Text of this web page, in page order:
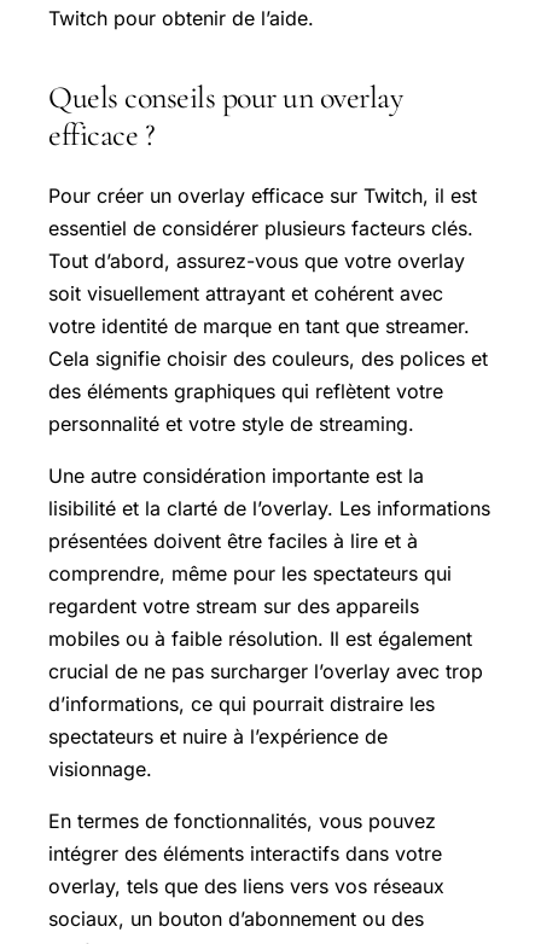
Twitch pour obtenir de l’aide.
Quels conseils pour un overlay
efficace ?
Pour créer un overlay efficace sur Twitch, il est
essentiel de considérer plusieurs facteurs clés.
Tout d’abord, assurez-vous que votre overlay
soit visuellement attrayant et cohérent avec
votre identité de marque en tant que streamer.
Cela signifie choisir des couleurs, des polices et
des éléments graphiques qui reflètent votre
personnalité et votre style de streaming.
Une autre considération importante est la
lisibilité et la clarté de l’overlay. Les informations
présentées doivent être faciles à lire et à
comprendre, même pour les spectateurs qui
regardent votre stream sur des appareils
mobiles ou à faible résolution. Il est également
crucial de ne pas surcharger l’overlay avec trop
d’informations, ce qui pourrait distraire les
spectateurs et nuire à l’expérience de
visionnage.
En termes de fonctionnalités, vous pouvez
intégrer des éléments interactifs dans votre
overlay, tels que des liens vers vos réseaux
sociaux, un bouton d’abonnement ou des